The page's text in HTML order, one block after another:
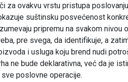
za ovakvu vrstu pristupa
suštinsku posvećenost
pripremu na svakom nivou
pre svega, da identifikuje, a
i usluga koju brend nudi
ne bude deklarativna, već da je
poslovne operacije.